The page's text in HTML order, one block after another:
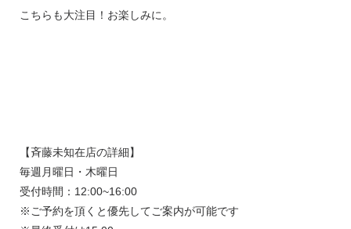
こちらも大注目！お楽しみに。
【斉藤未知在店の詳細】
毎週月曜日・木曜日
受付時間：12:00~16:00
※ご予約を頂くと優先してご案内が可能です